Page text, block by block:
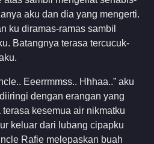
aku dan dia yang mengerti.
ku diramas-ramas sambil
Batangnya terasa tercucuk-
Eeerrmmss.. Hhhaa..” aku
dengan erangan yang
kesemua air nikmatku
keluar dari lubang cipapku
Rafie melepaskan buah